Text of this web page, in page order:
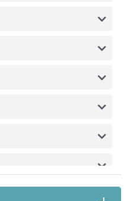
ケーシング
シフター
シフター
シフター
FIG8 シフター
ケーシング